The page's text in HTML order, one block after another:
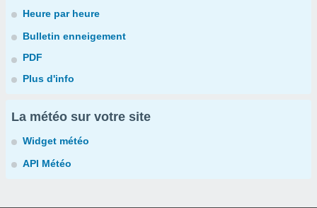
Heure par heure
Bulletin enneigement
PDF
Plus d'info
La météo sur votre site
Widget météo
API Météo